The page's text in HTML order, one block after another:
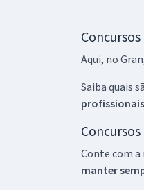
Concursos
Aqui, no
Saiba quais
Conte com a
manter